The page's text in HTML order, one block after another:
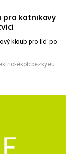
pro kotníkový
kloub pro lidi po